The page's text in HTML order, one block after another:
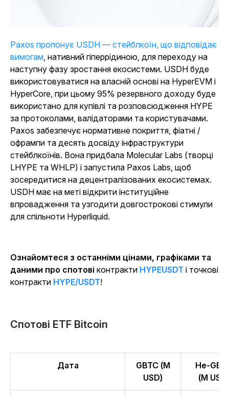
Paxos пропонує USDH — стейблкоїн, що відповідає
вимогам, нативний гіперрідиною, для переходу на
наступну фазу зростання екосистеми. USDH буде
використовуватися на власній основі на HyperEVM і
HyperCore, при цьому 95% резервного доходу буде
використано для купівлі та розповсюдження HYPE
за протоколами, валідаторами та користувачами.
Paxos забезпечує нормативне покриття, фіатні /
офрампи та десять досвіду інфраструктури
стейблкоїнів. Вона придбала Molecular Labs (творці
LHYPE та WHLP) і запустила Paxos Labs, щоб
зосередитися на децентралізованих екосистемах.
USDH має на меті відкрити інституційне
впровадження та узгодити довгострокові стимули
для спільноти Hyperliquid.
Ознайомтеся з останніми цінами, графіками та
даними про спотові контракти HYPEUSDT і точкові
контракти HYPE/USDT!
Спотові ETF Bitcoin
Дата
GBTC (M
USD)
Не-
(M USD)